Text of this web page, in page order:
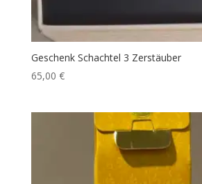
Geschenk Schachtel 3 Zerstäuber
65,00 €